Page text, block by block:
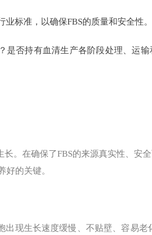
标准，以确保FBS的质量和安全性。
是否持有血清生产各阶段处理、运
。在确保了FBS的来源真实性、安
好的关键。
出现生长速度缓慢、不贴壁、容易